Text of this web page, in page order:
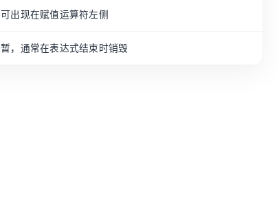
出现在赋值运算符左侧
，通常在表达式结束时销毁